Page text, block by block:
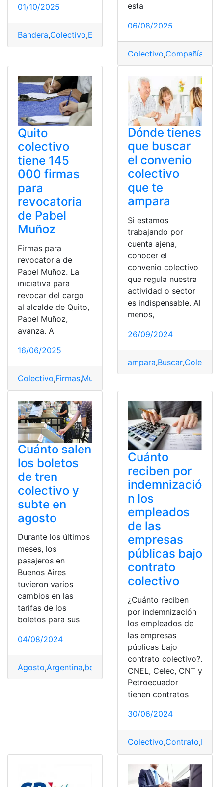
01/10/2025
Bandera,Colectivo,Ecuador
esta
06/08/2025
Colectivo,Compañía
Quito
colectivo
tiene 145
000 firmas
para
revocatoria
de Pabel
Muñoz
Firmas para
revocatoria de
Pabel Muñoz. La
iniciativa para
revocar del cargo
al alcalde de Quito,
Pabel Muñoz,
avanza. A
16/06/2025
Colectivo,Firmas,Muñoz
Dónde tienes
que buscar
el convenio
colectivo
que te
ampara
Si estamos
trabajando por
cuenta ajena,
conocer el
convenio colectivo
que regula nuestra
actividad o sector
es indispensable. Al
menos,
26/09/2024
ampara,Buscar,Colectivo
Cuánto salen
los boletos
de tren
colectivo y
subte en
agosto
Durante los últimos
meses, los
pasajeros en
Buenos Aires
tuvieron varios
cambios en las
tarifas de los
boletos para sus
04/08/2024
Agosto,Argentina,boletos Colectivo subte, Tren
Cuánto
reciben por
indemnizació
n los
empleados
de las
empresas
públicas bajo
contrato
colectivo
¿Cuánto reciben
por indemnización
los empleados de
las empresas
públicas bajo
contrato colectivo?.
CNEL, Celec, CNT y
Petroecuador
tienen contratos
30/06/2024
Colectivo,Contrato,